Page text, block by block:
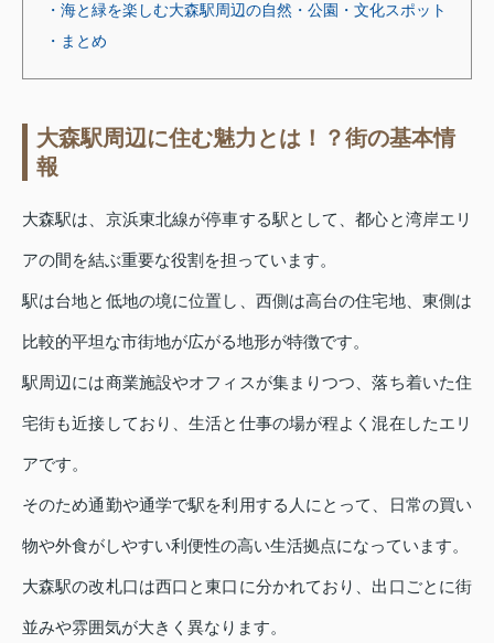
・海と緑を楽しむ大森駅周辺の自然・公園・文化スポット
・まとめ
大森駅周辺に住む魅力とは！？街の基本情
報
大森駅は、京浜東北線が停車する駅として、都心と湾岸エリ
アの間を結ぶ重要な役割を担っています。
駅は台地と低地の境に位置し、西側は高台の住宅地、東側は
比較的平坦な市街地が広がる地形が特徴です。
駅周辺には商業施設やオフィスが集まりつつ、落ち着いた住
宅街も近接しており、生活と仕事の場が程よく混在したエリ
アです。
そのため通勤や通学で駅を利用する人にとって、日常の買い
物や外食がしやすい利便性の高い生活拠点になっています。
大森駅の改札口は西口と東口に分かれており、出口ごとに街
並みや雰囲気が大きく異なります。